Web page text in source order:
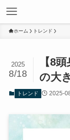
ホーム トレンド
【8
の大
2025
8/18
トレンド 2025-